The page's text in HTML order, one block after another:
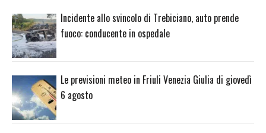
Incidente allo svincolo di Trebiciano, auto prende
fuoco: conducente in ospedale
Le previsioni meteo in Friuli Venezia Giulia di giovedì
6 agosto